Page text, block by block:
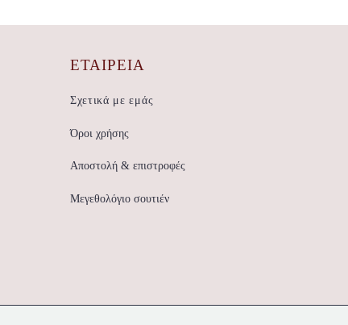
ΕΤΑΙΡΕΊΑ
Σχετικά με εμάς
Όροι χρήσης
Αποστολή & επιστροφές
Μεγεθολόγιο σουτιέν